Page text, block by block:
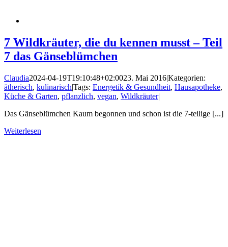
7 Wildkräuter, die du kennen musst – Teil
7 das Gänseblümchen
Claudia2024-04-19T19:10:48+02:0023. Mai 2016|Kategorien:
ätherisch, kulinarisch|Tags: Energetik & Gesundheit, Hausapotheke,
Küche & Garten, pflanzlich, vegan, Wildkräuter|
Das Gänseblümchen Kaum begonnen und schon ist die 7-teilige [...]
Weiterlesen